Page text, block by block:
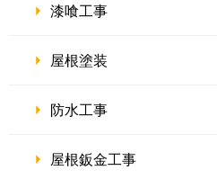
漆喰工事
屋根塗装
防水工事
屋根鈑金工事